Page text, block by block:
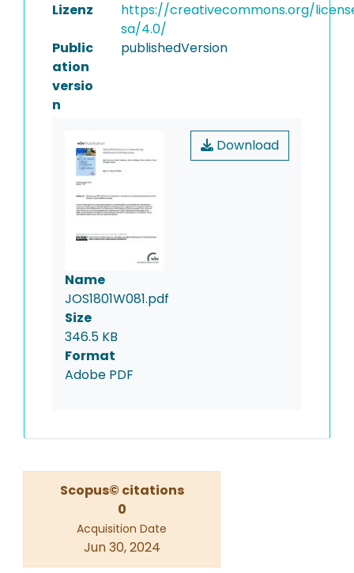
Lizenz
https://creativecommons.org/
sa/4.0/
Public
ation
versio
n
publishedVersion
Download
Name
JOS1801W081.pdf
Size
346.5 KB
Format
Adobe PDF
Scopus© citations
0
Acquisition Date
Jun 30, 2024